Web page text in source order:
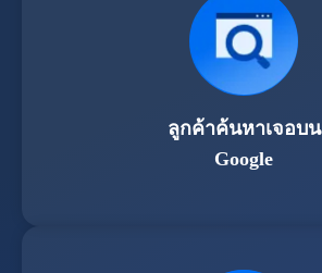
ลูกค้าค้นหาเจอบน
Google